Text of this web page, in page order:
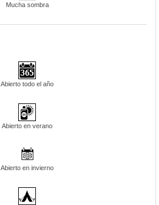
Mucha sombra
Abierto todo el año
Abierto en verano
Abierto en invierno